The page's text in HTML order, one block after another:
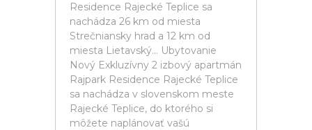
Residence Rajecké Teplice sa
nachádza 26 km od miesta
Strečniansky hrad a 12 km od
miesta Lietavský... Ubytovanie
Nový Exkluzívny 2 izbový apartmán
Rajpark Residence Rajecké Teplice
sa nachádza v slovenskom meste
Rajecké Teplice, do ktorého si
môžete naplánovať vašú